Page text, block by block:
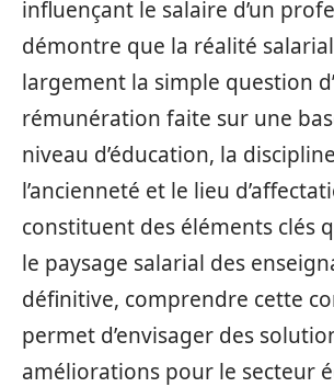
influençant le salaire d’un
démontre que la réalité
largement la simple question
rémunération faite sur une
niveau d’éducation, la
l’ancienneté et le lieu
constituent des éléments clés
le paysage salarial des
définitive, comprendre cette
permet d’envisager des
améliorations pour le secteur